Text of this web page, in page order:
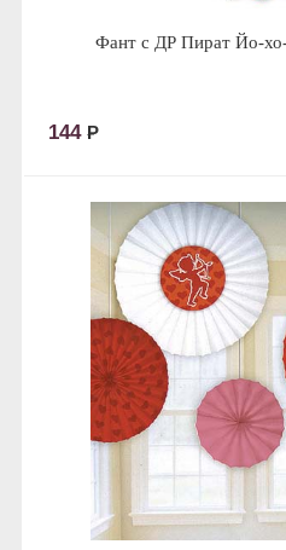
Фант с ДР Пират Йо-
144 Р